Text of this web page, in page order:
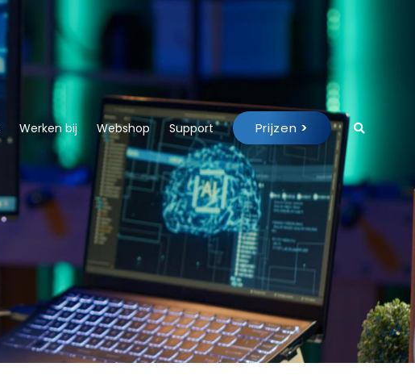
Werken bij Webshop Support Prijzen >